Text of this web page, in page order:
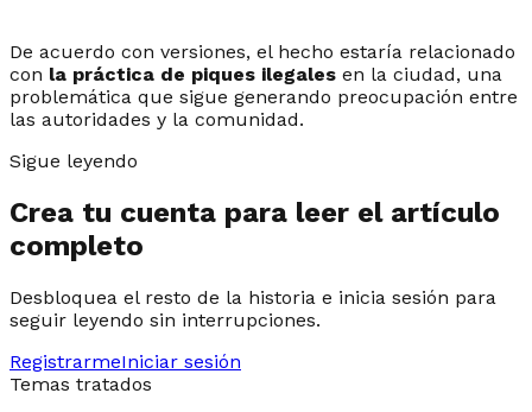
De acuerdo con versiones, el hecho estaría relacionado
con la práctica de piques ilegales en la ciudad, una
problemática que sigue generando preocupación entre
las autoridades y la comunidad.
Sigue leyendo
Crea tu cuenta para leer el artículo
completo
Desbloquea el resto de la historia e inicia sesión para
seguir leyendo sin interrupciones.
RegistrarmeIniciar sesión
Temas tratados